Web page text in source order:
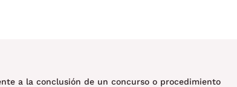
a la conclusión de un concurso o procedimiento